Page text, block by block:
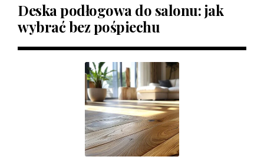
Deska podłogowa do salonu: jak
wybrać bez pośpiechu